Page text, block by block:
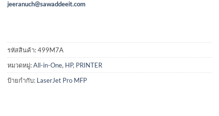
jeeranuch@sawaddeeit.com
รหัสสินค้า:499M7A
หมวดหมู่:All-in-One, HP, PRINTER
ป้ายกำกับ: LaserJet Pro MFP